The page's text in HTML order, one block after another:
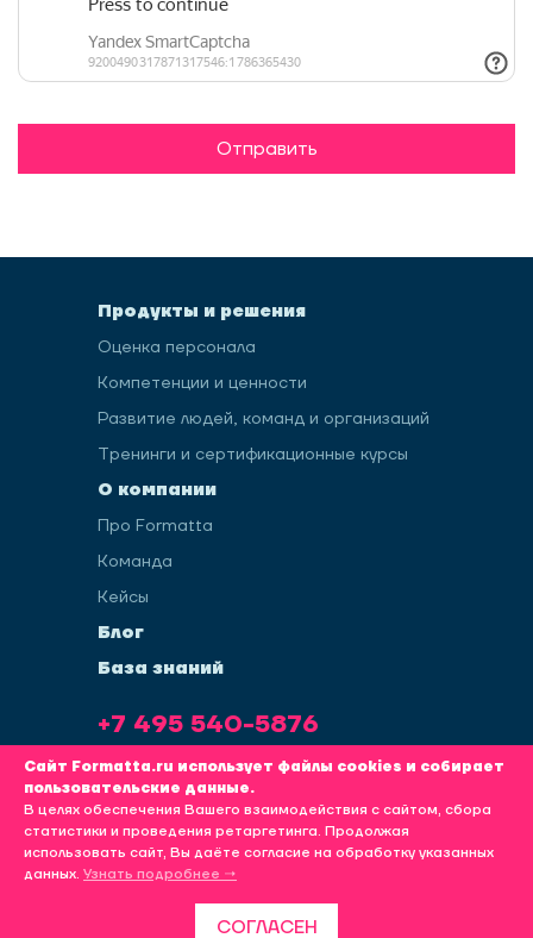
Отправить
Продукты и решения
Оценка персонала
Компетенции и ценности
Развитие людей, команд и организаций
Тренинги и сертификационные курсы
О компании
Про Formatta
Команда
Кейсы
Блог
База знаний
+7 495 540-5876
info@formatta.ru
Политика обработки пользовательских данных
© FORMATTA 2008-2026
ПРОДВИЖЕНИЕ САЙТАKINETICA
Сайт Formatta.ru использует файлы cookies и собирает
пользовательские данные.
В целях обеспечения Вашего взаимодействия с сайтом, сбора
статистики и проведения ретаргетинга. Продолжая
использовать сайт, Вы даёте согласие на обработку указанных
данных. Узнать подробнее →
СОГЛАСЕН